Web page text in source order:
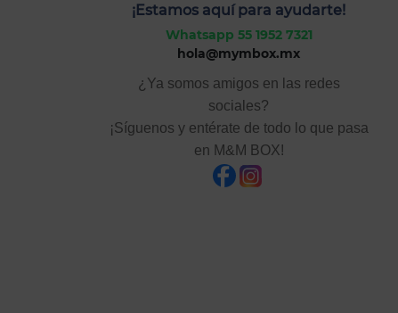
¡Estamos aquí para ayudarte!
Whatsapp 55 1952 7321
hola@mymbox.mx
¿Ya somos amigos en las redes
sociales?
¡Síguenos y entérate de todo lo que pasa
en M&M BOX!